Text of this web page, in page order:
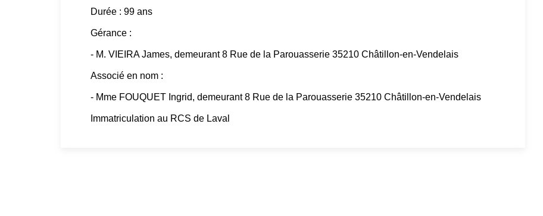
Durée : 99 ans
Gérance :
- M. VIEIRA James, demeurant 8 Rue de la Parouasserie 35210 Châtillon-en-Vendelais
Associé en nom :
- Mme FOUQUET Ingrid, demeurant 8 Rue de la Parouasserie 35210 Châtillon-en-Vendelais
Immatriculation au RCS de Laval